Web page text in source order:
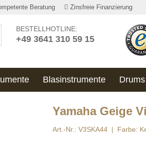
Beratung Zinsfreie Finanzierung
BESTELLHOTLINE:
+49 3641 310 59 15
Blasinstrumente
Yamaha Geige
Art.-Nr.: V3SKA44 Farbe: